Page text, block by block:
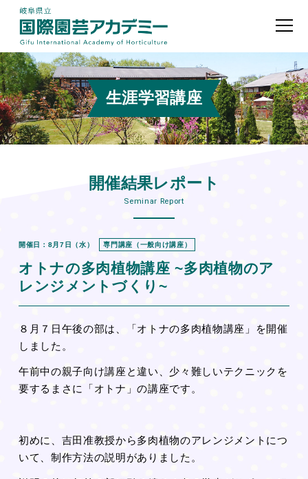
生涯学習講座
開催結果レポート
Seminar Report
開催日：8月7日（水） 専門講座（一般向け講座）
オトナの多肉植物講座 ~多肉植物のア
レンジメントづくり~
８月７日午後の部は、「オトナの多肉植物講座」を開催
しました。
午前中の親子向け講座と違い、少々難しいテクニックを
要するまさに「オトナ」の講座です。
初めに、吉田准教授から多肉植物のアレンジメントにつ
いて、制作方法の説明がありました。